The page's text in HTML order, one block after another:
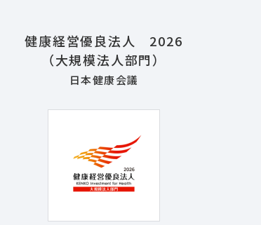
健康経営優良法人 2026
（大規模法人部門）
日本健康会議